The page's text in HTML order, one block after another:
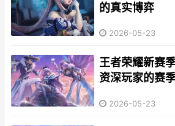
的真实博弈
2026-05-23
王者荣耀新赛
资深玩家的赛
2026-05-23